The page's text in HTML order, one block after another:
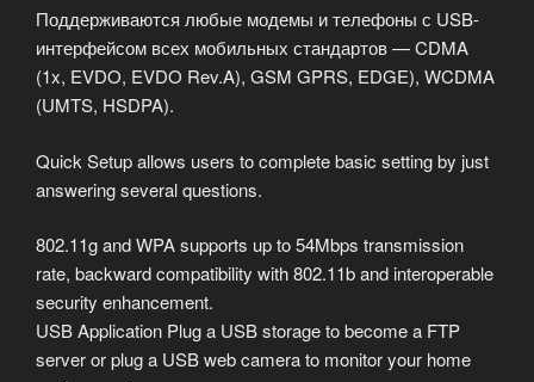
Поддерживаются любые модемы и телефоны с USB-
интерфейсом всех мобильных стандартов — CDMA
(1x, EVDO, EVDO Rev.A), GSM GPRS, EDGE), WCDMA
(UMTS, HSDPA).
Quick Setup allows users to complete basic setting by just
answering several questions.
802.11g and WPA supports up to 54Mbps transmission
rate, backward compatibility with 802.11b and interoperable
security enhancement.
USB Application Plug a USB storage to become a FTP
server or plug a USB web camera to monitor your home